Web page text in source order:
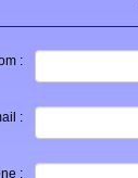
:
:
: